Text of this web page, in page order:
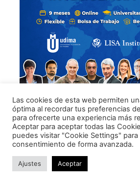
Aprende Inteligencia
Curso de Experto en
Inteligencia Estratégica
Las cookies de esta web permiten
óptima al recordar tus preferencias
para ofrecerte una experiencia más
Aceptar para aceptar todas las
puedes visitar "Cookie Settings"
consentimiento de forma avanzada.
Ajustes Aceptar